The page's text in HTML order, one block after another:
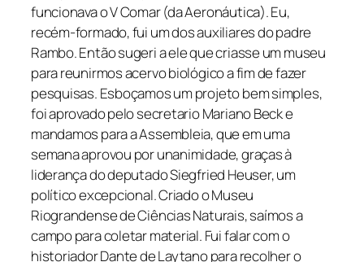
funcionava o V Comar (da Aeronáutica). Eu,
recém-formado, fui um dos auxiliares do padre
Rambo. Então sugeri a ele que criasse um museu
para reunirmos acervo biológico a fim de fazer
pesquisas. Esboçamos um projeto bem simples,
foi aprovado pelo secretario Mariano Beck e
mandamos para a Assembleia, que em uma
semana aprovou por unanimidade, graças à
liderança do deputado Siegfried Heuser, um
político excepcional. Criado o Museu
Riograndense de Ciências Naturais, saímos a
campo para coletar material. Fui falar com o
historiador Dante de Laytano para recolher o